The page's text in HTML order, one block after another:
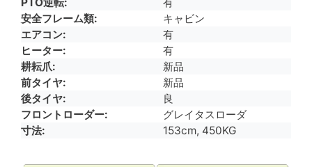
PTO逆転
有
安全フレーム類
キャビン
エアコン
有
ヒーター
有
耕耘爪
新品
前タイヤ
新品
後タイヤ
良
フロントローダー
グレイタスローダ
寸法
153cm, 450KG